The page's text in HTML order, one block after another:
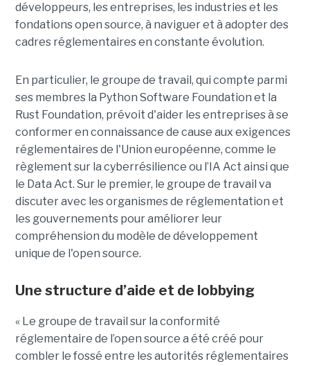
développeurs, les entreprises, les industries et les
fondations open source, à naviguer et à adopter des
cadres réglementaires en constante évolution.
En particulier, le groupe de travail, qui compte parmi
ses membres la Python Software Foundation et la
Rust Foundation, prévoit d'aider les entreprises à se
conformer en connaissance de cause aux exigences
réglementaires de l'Union européenne, comme le
règlement sur la cyberrésilience ou l’IA Act ainsi que
le Data Act. Sur le premier, le groupe de travail va
discuter avec les organismes de réglementation et
les gouvernements pour améliorer leur
compréhension du modèle de développement
unique de l'open source.
Une structure d’aide et de lobbying
« Le groupe de travail sur la conformité
réglementaire de l’open source a été créé pour
combler le fossé entre les autorités réglementaires